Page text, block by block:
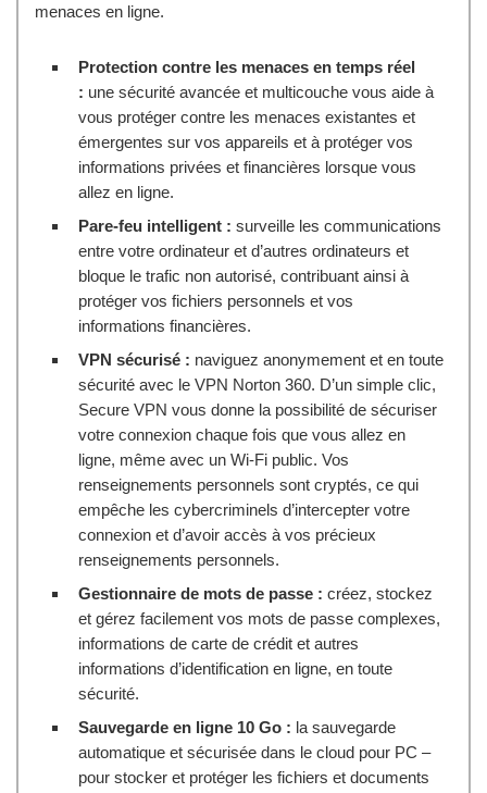
menaces en ligne.
Protection contre les menaces en temps réel
: une sécurité avancée et multicouche vous aide à
vous protéger contre les menaces existantes et
émergentes sur vos appareils et à protéger vos
informations privées et financières lorsque vous
allez en ligne.
Pare-feu intelligent : surveille les communications
entre votre ordinateur et d’autres ordinateurs et
bloque le trafic non autorisé, contribuant ainsi à
protéger vos fichiers personnels et vos
informations financières.
VPN sécurisé : naviguez anonymement et en toute
sécurité avec le VPN Norton 360. D’un simple clic,
Secure VPN vous donne la possibilité de sécuriser
votre connexion chaque fois que vous allez en
ligne, même avec un Wi-Fi public. Vos
renseignements personnels sont cryptés, ce qui
empêche les cybercriminels d’intercepter votre
connexion et d’avoir accès à vos précieux
renseignements personnels.
Gestionnaire de mots de passe : créez, stockez
et gérez facilement vos mots de passe complexes,
informations de carte de crédit et autres
informations d’identification en ligne, en toute
sécurité.
Sauvegarde en ligne 10 Go : la sauvegarde
automatique et sécurisée dans le cloud pour PC –
pour stocker et protéger les fichiers et documents